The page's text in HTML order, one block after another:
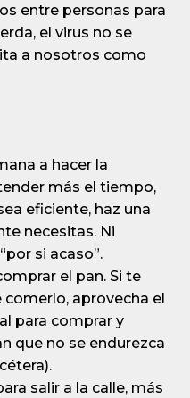
entre personas para
el virus no se
a nosotros como
a hacer la
más el tiempo,
eficiente, haz una
necesitas. Ni
si acaso”.
el pan. Si te
aprovecha el
para comprar y
que no se endurezca
salir a la calle, más